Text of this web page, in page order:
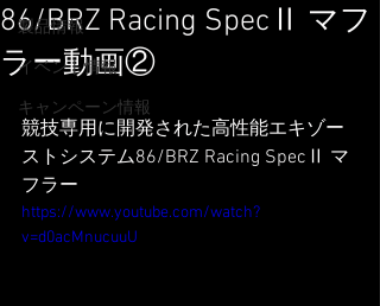
製品情報
イベント情報
キャンペーン情報
86/BRZ Racing SpecⅡ マフ
ラー動画②
競技専用に開発された高性能エキゾー
ストシステム86/BRZ Racing SpecⅡ マ
フラー
https://www.youtube.com/watch?
v=d0acMnucuuU